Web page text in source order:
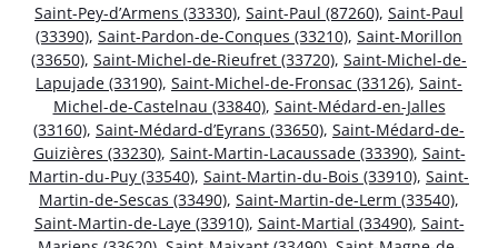
Saint-Pey-d’Armens (33330), Saint-Paul (87260), Saint-Paul
(33390), Saint-Pardon-de-Conques (33210), Saint-Morillon
(33650), Saint-Michel-de-Rieufret (33720), Saint-Michel-de-
Lapujade (33190), Saint-Michel-de-Fronsac (33126), Saint-
Michel-de-Castelnau (33840), Saint-Médard-en-Jalles
(33160), Saint-Médard-d’Eyrans (33650), Saint-Médard-de-
Guizières (33230), Saint-Martin-Lacaussade (33390), Saint-
Martin-du-Puy (33540), Saint-Martin-du-Bois (33910), Saint-
Martin-de-Sescas (33490), Saint-Martin-de-Lerm (33540),
Saint-Martin-de-Laye (33910), Saint-Martial (33490), Saint-